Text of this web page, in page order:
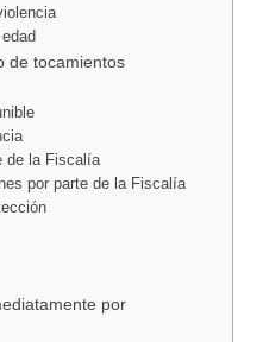
de tocamientos
de la Fiscalía
por parte de la Fiscalía
por